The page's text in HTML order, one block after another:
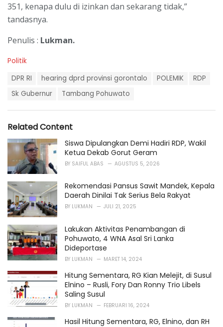
351, kenapa dulu di izinkan dan sekarang tidak,”
tandasnya.
Penulis : Lukman.
C
i
e
s
:
Politik
DPR RI hearing dprd provinsi gorontalo POLEMIK
RDP
Sk Gubernur
Tambang Pohuwato
Related Content
Siswa Dipulangkan Demi Hadiri RDP, Wakil
Ketua Dekab Gorut Geram
BY SAIFUL ABAS AGUSTUS 5, 2026
Rekomendasi Pansus Sawit Mandek, Kepala
Daerah Dinilai Tak Serius Bela Rakyat
BY LUKMAN JULI 21, 2025
Lakukan Aktivitas Penambangan di
Pohuwato, 4 WNA Asal Sri Lanka
Dideportase
BY LUKMAN MARET 14, 2024
Hitung Sementara, RG Kian Melejit, di Susul
Elnino – Rusli, Fory Dan Ronny Trio Libels
Saling Susul
BY LUKMAN FEBRUARI 16, 2024
Hasil Hitung Sementara, RG, Elnino, dan RH